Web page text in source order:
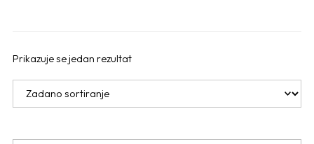
Prikazuje se jedan rezultat